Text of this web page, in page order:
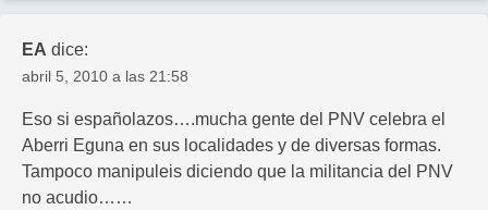
EA dice:
abril 5, 2010 a las 21:58
Eso si españolazos….mucha gente del PNV celebra el
Aberri Eguna en sus localidades y de diversas formas.
Tampoco manipuleis diciendo que la militancia del PNV
no acudio……